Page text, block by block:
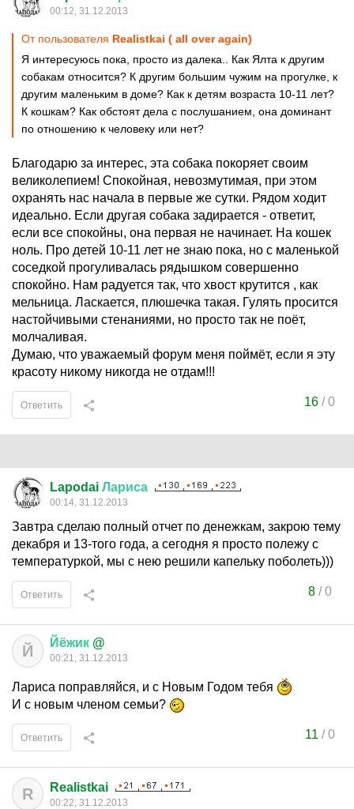
00:12, 31.12.2013
От пользователя Realistkai ( all over again)
Я интересуюсь пока, просто из далека.. Как Ялта к другим
собакам относится? К другим большим чужим на прогулке, к
другим маленьким в доме? Как к детям возраста 10-11 лет?
К кошкам? Как обстоят дела с послушанием, она доминант
по отношению к человеку или нет?
Благодарю за интерес, эта собака покоряет своим
великолепием! Спокойная, невозмутимая, при этом
охранять нас начала в первые же сутки. Рядом ходит
идеально. Если другая собака задирается - ответит,
если все спокойны, она первая не начинает. На кошек
ноль. Про детей 10-11 лет не знаю пока, но с маленькой
соседкой прогуливалась рядышком совершенно
спокойно. Нам радуется так, что хвост крутится , как
мельница. Ласкается, плюшечка такая. Гулять просится
настойчивыми стенаниями, но просто так не поёт,
молчаливая.
Думаю, что уважаемый форум меня поймёт, если я эту
красоту никому никогда не отдам!!!
16 /0
Ответить
Lapodai Лариса
00:14, 31.12.2013
Завтра сделаю полный отчет по денежкам, закрою тему
декабря и 13-того года, а сегодня я просто полежу с
температуркой, мы с нею решили капельку поболеть)))
8/0
Ответить
Й Йёжик @
00:21, 31.12.2013
Лариса поправляйся, и с Новым Годом тебя
И с новым членом семьи?
11 /0
Ответить
R Realistkai
00:22, 31.12.2013